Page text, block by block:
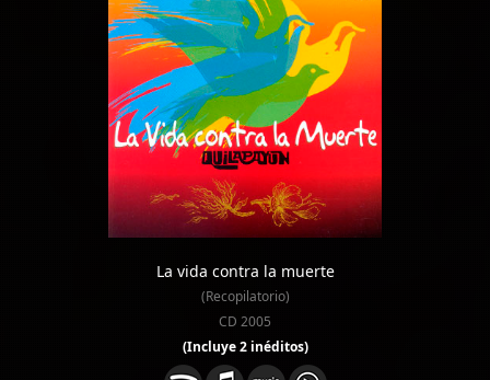
La vida contra la muerte
(Recopilatorio)
CD 2005
(Incluye 2 inéditos)